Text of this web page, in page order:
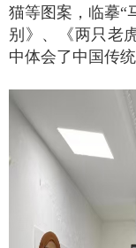
猫等图案，临摹“
别》、《两只老
中体会了中国传